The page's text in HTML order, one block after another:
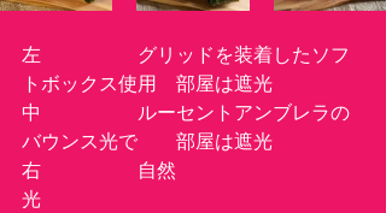
左　　　　　グリッドを装着したソフ
トボックス使用　部屋は遮光
中　　　　　ルーセントアンブレラの
バウンス光で　　部屋は遮光
右　　　　　自然
光